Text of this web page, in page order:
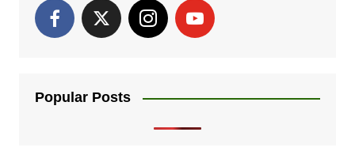
Popular Posts